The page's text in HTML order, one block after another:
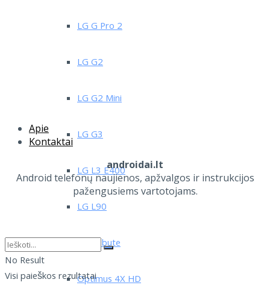
LG G Pro 2
LG G2
LG G2 Mini
LG G3
LG L3 E400
LG L90
LG Tribute
Optimus 4X HD
Apie
Kontaktai
androidai.lt
Android telefonų naujienos, apžvalgos ir instrukcijos
pažengusiems vartotojams.
No Result
Visi paieškos rezultatai